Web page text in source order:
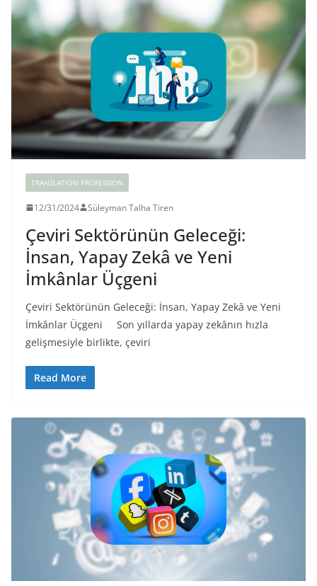
TRANSLATION PROFESSION
12/31/2024 Süleyman Talha Tiren
Çeviri Sektörünün Geleceği:
İnsan, Yapay Zekâ ve Yeni
İmkânlar Üçgeni
Çeviri Sektörünün Geleceği: İnsan, Yapay Zekâ ve Yeni
İmkânlar Üçgeni Son yıllarda yapay zekânın hızla
gelişmesiyle birlikte, çeviri
Read More